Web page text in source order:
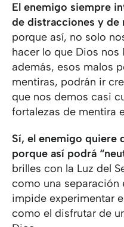
El enemigo siempre
de distracciones y de
porque así, no solo
hacer lo que Dios nos
además, esos malos
mentiras, podrán ir
que nos demos casi
fortalezas de mentira
Sí, el enemigo quiere
porque así podrá
brilles con la Luz del
como una separación
impide experimentar
como el disfrutar de